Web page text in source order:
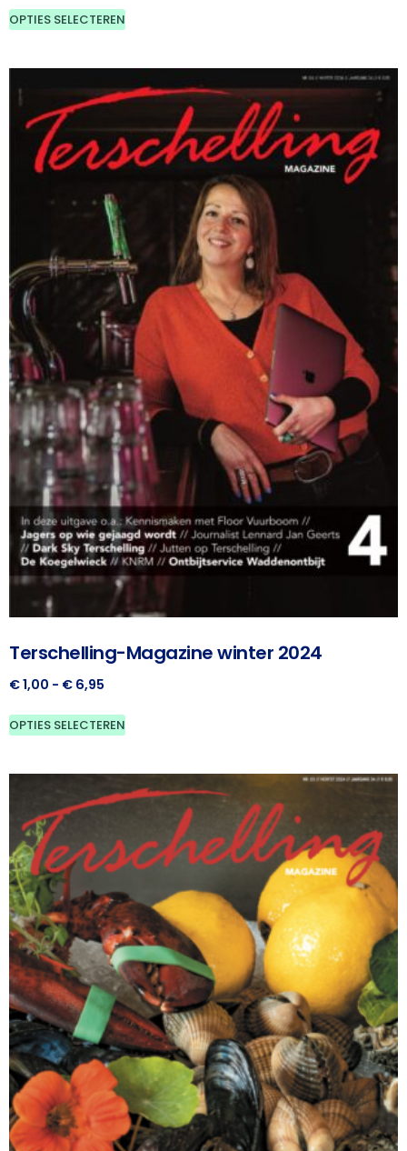
OPTIES SELECTEREN
Terschelling-Magazine winter 2024
€1,00 - € 6,95
OPTIES SELECTEREN